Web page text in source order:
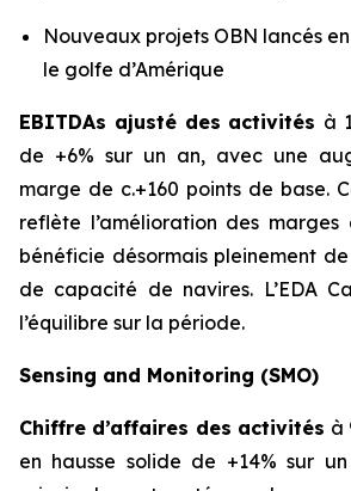
Nouveaux projets OBN lancés
le golfe d’Amérique
EBITDAs ajusté des activités à
de +6% sur un an, avec une
marge de c.+160 points de base.
reflète l’amélioration des marges
bénéficie désormais pleinement
de capacité de navires. L’EDA
l’équilibre sur la période.
Sensing and Monitoring (SMO)
Chiffre d’affaires des activités à
en hausse solide de +14% sur